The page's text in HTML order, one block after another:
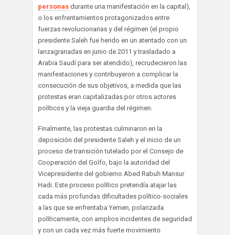
personas durante una manifestación en la capital),
o los enfrentamientos protagonizados entre
fuerzas revolucionarias y del régimen (el propio
presidente Saleh fue herido en un atentado con un
lanzagranadas en junio de 2011 y trasladado a
Arabia Saudí para ser atendido), recrudecieron las
manifestaciones y contribuyeron a complicar la
consecución de sus objetivos, a medida que las
protestas eran capitalizadas por otros actores
políticos y la vieja guardia del régimen.
Finalmente, las protestas culminaron en la
deposición del presidente Saleh y el inicio de un
proceso de transición tutelado por el Consejo de
Cooperación del Golfo, bajo la autoridad del
Vicepresidente del gobierno Abed Rabuh Mansur
Hadi. Este proceso político pretendía atajar las
cada más profundas dificultades político-sociales
a las que se enfrentaba Yemen, polarizada
políticamente, con amplios incidentes de seguridad
y con un cada vez más fuerte movimiento